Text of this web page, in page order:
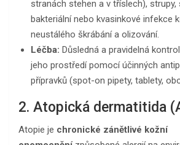
stranách stehen a v tříslech), strupy,
bakteriální nebo kvasinkové infekce
neustálého škrábání a olizování.
Léčba: Důsledná a pravidelná
jeho prostředí pomocí účinných
přípravků (spot-on pipety, tablety,
2. Atopická dermatitida
Atopie je chronické zánětlivé kožní